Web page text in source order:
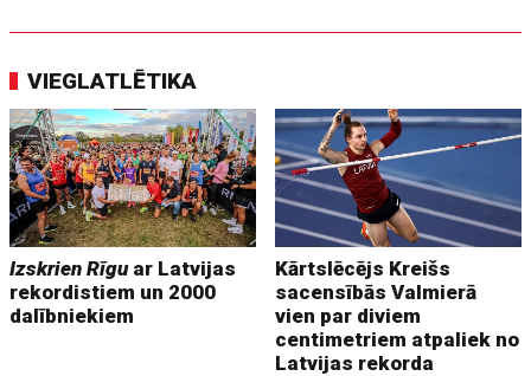
VIEGLATLĒTIKA
Izskrien Rīguar Latvijas
rekordistiem un 2000
dalībniekiem
Kārtslēcējs Kreišs
sacensībās Valmierā
vien par diviem
centimetriem atpaliek no
Latvijas rekorda